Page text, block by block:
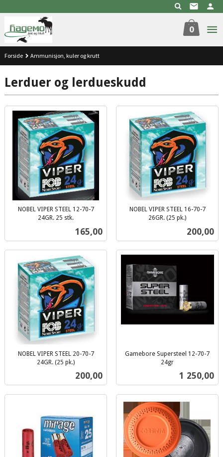
til
innholdet
0
Forside Ammunisjon, kuler og krutt
Lerduer og lerdueskudd
NOBEL VIPER STEEL 12-70-7
24GR. 25 stk.
Pris
165,00
NOBEL VIPER STEEL 16-70-7
26GR. (25 pk.)
Pris
200,00
NOBEL VIPER STEEL 20-70-7
24GR. (25 pk.)
Pris
200,00
Gamebore Supersteel 12-70-7
24gr
Pris
1 250,00